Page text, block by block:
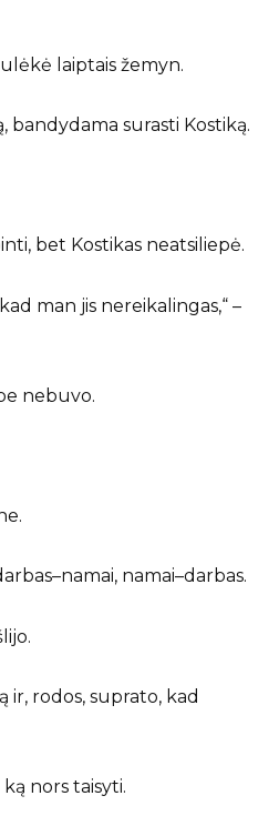
laiptais žemyn.
bandydama surasti Kostiką.
bet Kostikas neatsiliepė.
man jis nereikalingas,“ –
nebuvo.
namai–darbas.
ir, rodos, suprato, kad
nors taisyti.